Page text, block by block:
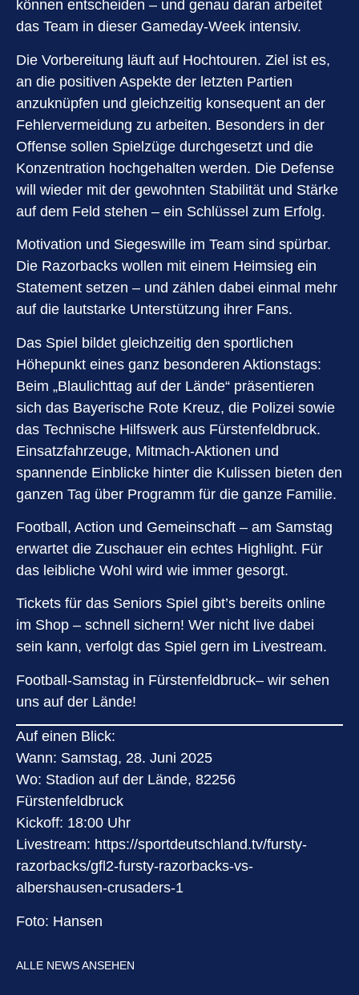
können entscheiden – und genau daran arbeitet
das Team in dieser Gameday-Week intensiv.
Die Vorbereitung läuft auf Hochtouren. Ziel ist es,
an die positiven Aspekte der letzten Partien
anzuknüpfen und gleichzeitig konsequent an der
Fehlervermeidung zu arbeiten. Besonders in der
Offense sollen Spielzüge durchgesetzt und die
Konzentration hochgehalten werden. Die Defense
will wieder mit der gewohnten Stabilität und Stärke
auf dem Feld stehen – ein Schlüssel zum Erfolg.
Motivation und Siegeswille im Team sind spürbar.
Die Razorbacks wollen mit einem Heimsieg ein
Statement setzen – und zählen dabei einmal mehr
auf die lautstarke Unterstützung ihrer Fans.
Das Spiel bildet gleichzeitig den sportlichen
Höhepunkt eines ganz besonderen Aktionstags:
Beim „Blaulichttag auf der Lände“ präsentieren
sich das Bayerische Rote Kreuz, die Polizei sowie
das Technische Hilfswerk aus Fürstenfeldbruck.
Einsatzfahrzeuge, Mitmach-Aktionen und
spannende Einblicke hinter die Kulissen bieten den
ganzen Tag über Programm für die ganze Familie.
Football, Action und Gemeinschaft – am Samstag
erwartet die Zuschauer ein echtes Highlight. Für
das leibliche Wohl wird wie immer gesorgt.
Tickets für das Seniors Spiel gibt’s bereits online
im Shop – schnell sichern! Wer nicht live dabei
sein kann, verfolgt das Spiel gern im Livestream.
Football-Samstag in Fürstenfeldbruck– wir sehen
uns auf der Lände!
Auf einen Blick:
Wann: Samstag, 28. Juni 2025
Wo: Stadion auf der Lände, 82256
Fürstenfeldbruck
Kickoff: 18:00 Uhr
Livestream: https://sportdeutschland.tv/fursty-
razorbacks/gfl2-fursty-razorbacks-vs-
albershausen-crusaders-1
Foto: Hansen
ALLE NEWS ANSEHEN